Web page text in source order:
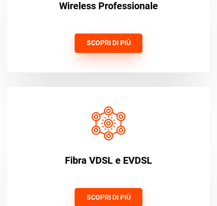
Wireless Professionale
SCOPRI DI PIÙ
Fibra VDSL e EVDSL
SCOPRI DI PIÙ